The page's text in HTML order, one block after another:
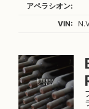
アペラシオン:
VIN: